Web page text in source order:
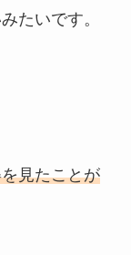
たいです。
見たことが